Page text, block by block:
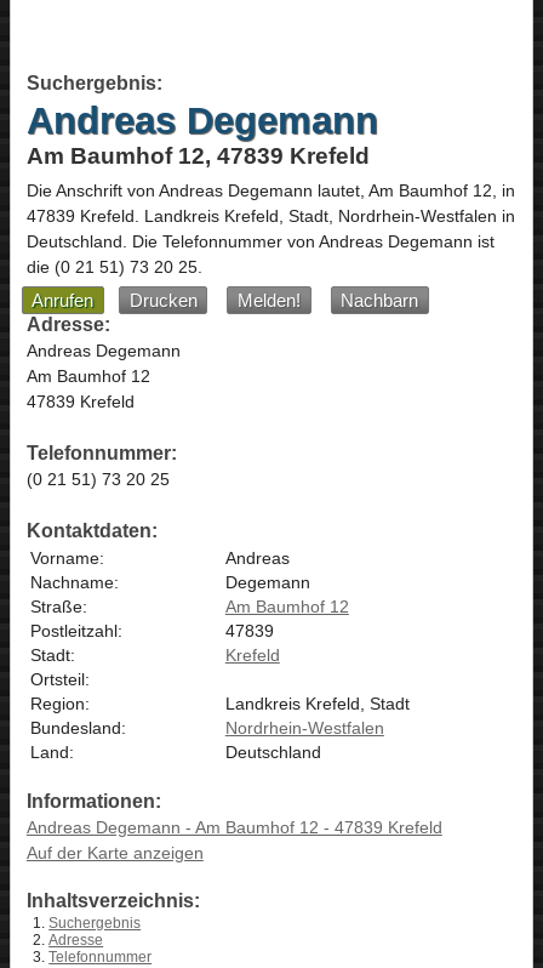
Suchergebnis:
Andreas Degemann
Am Baumhof 12, 47839 Krefeld
Die Anschrift von Andreas Degemann lautet, Am Baumhof 12, in
47839 Krefeld. Landkreis Krefeld, Stadt, Nordrhein-Westfalen in
Deutschland. Die Telefonnummer von Andreas Degemann ist
die (0 21 51) 73 20 25.
Anrufen Drucken Melden!
Nachbarn
Adresse:
Andreas Degemann
Am Baumhof 12
47839 Krefeld
Telefonnummer:
(0 21 51) 73 20 25
Kontaktdaten:
Vorname:
Andreas
Nachname:
Degemann
Straße:
Am Baumhof 12
Postleitzahl:
47839
Stadt:
Krefeld
Ortsteil:
Region:
Landkreis Krefeld, Stadt
Bundesland:
Nordrhein-Westfalen
Land:
Deutschland
Informationen:
Andreas Degemann - Am Baumhof 12 - 47839 Krefeld
Auf der Karte anzeigen
Inhaltsverzeichnis:
Suchergebnis
Adresse
Telefonnummer